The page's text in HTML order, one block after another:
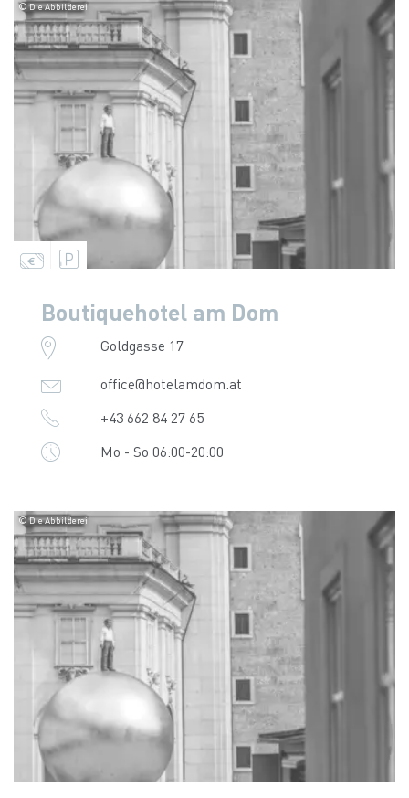
© Die Abbilderei
Boutiquehotel am Dom
Goldgasse 17
office@hotelamdom.at
+43 662 84 27 65
Mo - So 06:00-20:00
© Die Abbilderei